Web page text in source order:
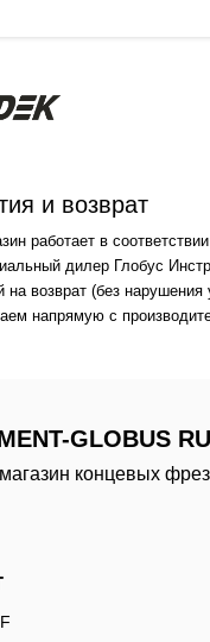
и возврат
работает в
дилер Глобус
на возврат (без нарушения
напрямую с
GLOBUS RU
концевых